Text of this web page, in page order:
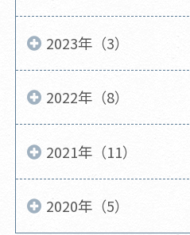
2023年（3）
2022年（8）
2021年（11）
2020年（5）